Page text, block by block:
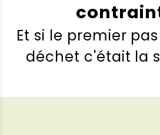
Et si le premier
déchet c'était la